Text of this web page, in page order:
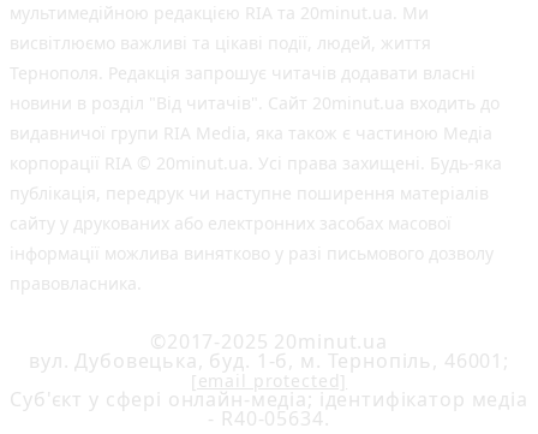
мультимедійною редакцією RIA та 20minut.ua. Ми
висвітлюємо важливі та цікаві події, людей, життя
Тернополя. Редакція запрошує читачів додавати власні
новини в розділ "Від читачів". Сайт 20minut.ua входить до
видавничої групи RIA Media, яка також є частиною Медіа
корпорації RIA © 20minut.ua. Усі права захищені. Будь-яка
публiкацiя, передрук чи наступне поширення матеріалів
сайту у друкованих або електронних засобах масової
інформації можлива винятково у разі письмового дозволу
правовласника.
©2017-2025 20minut.ua
вул. Дубовецька, буд. 1-б, м. Тернопіль, 46001;
[email protected]
Cуб'єкт у сфері онлайн-медіа; ідентифікатор медіа
- R40-05634.